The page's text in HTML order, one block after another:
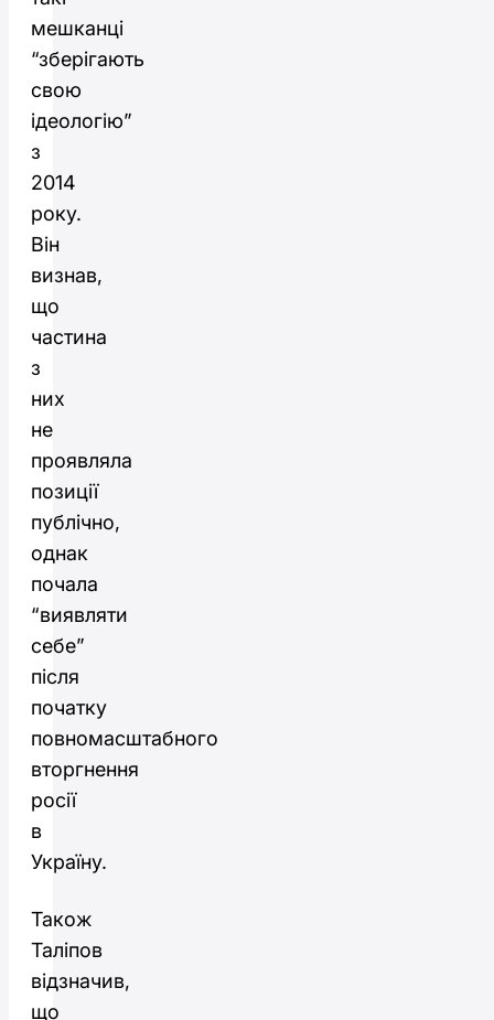
мешканці
“зберігають
свою
ідеологію”
з
2014
року.
Він
визнав,
що
частина
з
них
не
проявляла
позиції
публічно,
однак
почала
“виявляти
себе”
після
початку
повномасштабного
вторгнення
росії
в
Україну.
Також
Таліпов
відзначив,
що